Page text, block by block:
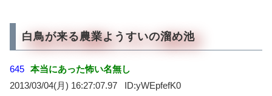
白鳥が来る農業ようすいの溜め池
645 本当にあった怖い名無し
2013/03/04(月) 16:27:07.97
yWEpfefK0